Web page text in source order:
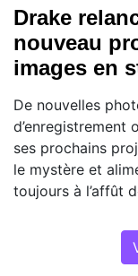
Drake
nouveau
images en
De nouvelles
d’enregistrement
ses prochains
le mystère et
toujours à l’affût